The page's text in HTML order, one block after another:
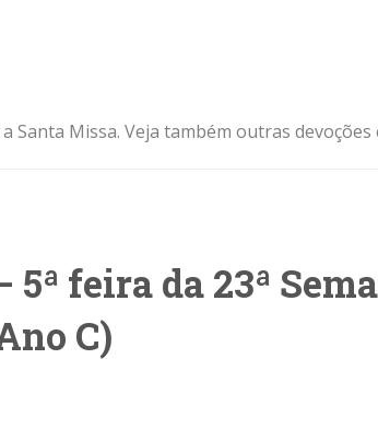
Santa Missa. Veja também outras devoções
feira da 23ª
C)